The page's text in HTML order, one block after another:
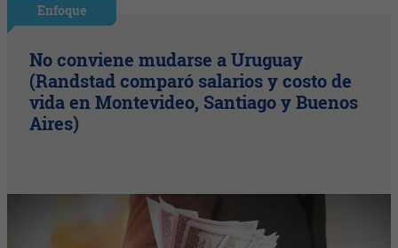
Enfoque
No conviene mudarse a Uruguay
(Randstad comparó salarios y costo de
vida en Montevideo, Santiago y Buenos
Aires)